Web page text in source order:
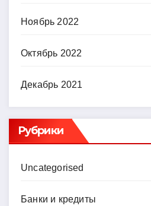
Ноябрь 2022
Октябрь 2022
Декабрь 2021
Рубрики
Uncategorised
Банки и кредиты